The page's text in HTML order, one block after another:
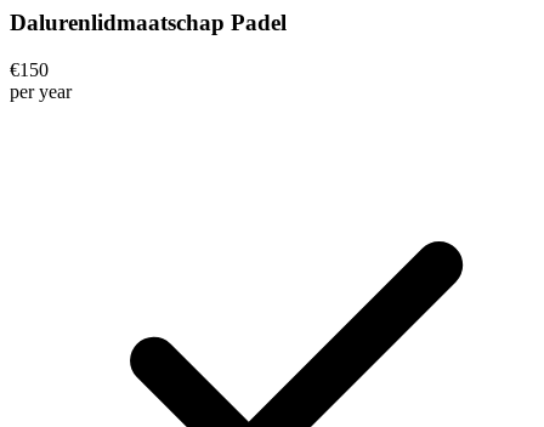
Dalurenlidmaatschap Padel
€150
peryear